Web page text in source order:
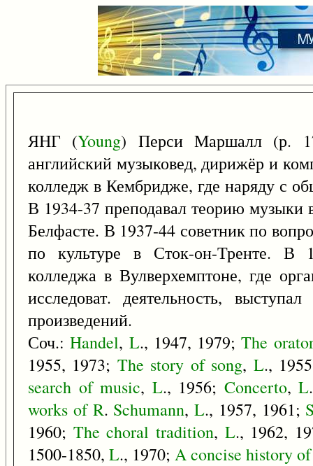
ЯНГ (Young) Перси Маршалл (р.
английский музыковед, дирижёр и
колледж в Кембридже, где наряду с
В 1934-37 преподавал теорию музыки
Белфасте. В 1937-44 советник по
по культуре в Сток-он-Тренте. В
колледжа в Вулверхемптоне, где
исследоват. деятельность,
произведений.
Соч.:Handel, L., 1947, 1979;The
1955, 1973; The story of song, L.,
search of music, L., 1956; Concerto, L
works of R. Schumann,L., 1957, 1961;
1960; The choral tradition, L., 1962,
1500-1850, L., 1970; Aconcise historyof